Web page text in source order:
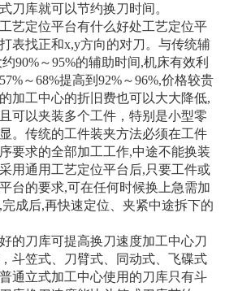
刀库就可以节约换刀时间。
定位平台有什么好处工艺定位平
表找正和x,y方向的对刀。与传统辅
90%～95%的辅助时间,机床有效利
～68%提高到92%～96%,价格较贵
加工中心的折旧费也可以大大降低,
可以夹装多个工件，特别是小型零
。传统的工件装夹方法必须在工件
要求的全部加工工作,中途不能换装
用通用工艺定位平台后,只要工件或
台的要求,可在任何时候换上急需加
成后,再快速定位、夹紧中途拆下的
刀库可提高换刀速度加工中心刀
斗笠式、刀臂式、同动式、飞碟式
通立式加工中心使用的刀库只有斗